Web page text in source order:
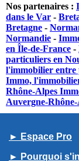
Nos partenaires :
dans le Var -
Bretagne -
Normandie -
en Île-de-France -
particuliers en
l'immobilier entre
Immo,
Rhône-Alpes
Auvergne-
► Espace Pro
► Pourquoi